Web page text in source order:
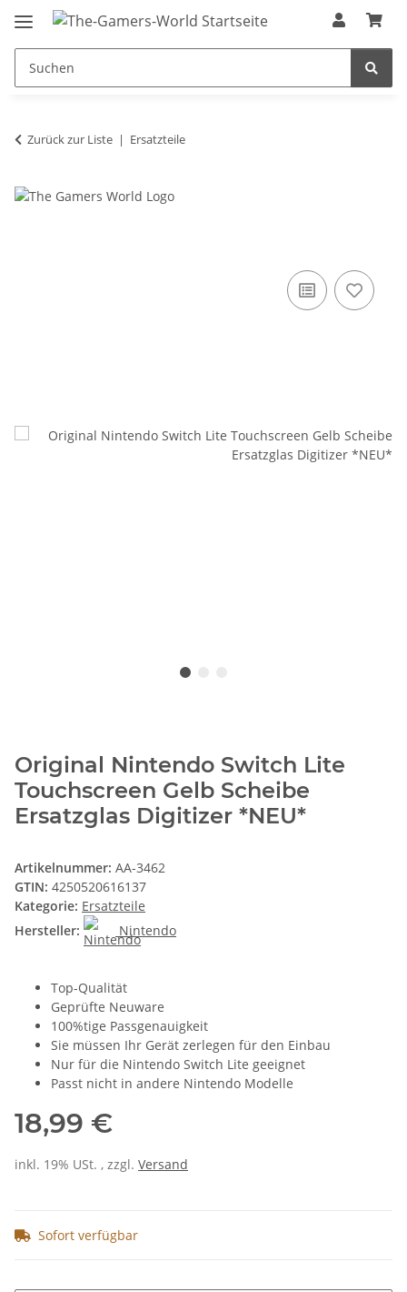
Zurück zur Liste Ersatzteile
Original Nintendo Switch Lite
Touchscreen Gelb Scheibe
Ersatzglas Digitizer *NEU*
Artikelnummer: AA-3462
GTIN: 4250520616137
Kategorie: Ersatzteile
Hersteller:
Nintendo
Top-Qualität
Geprüfte Neuware
100%tige Passgenauigkeit
Sie müssen Ihr Gerät zerlegen für den Einbau
Nur für die Nintendo Switch Lite geeignet
Passt nicht in andere Nintendo Modelle
18,99 €
inkl. 19% USt. , zzgl. Versand
Sofort verfügbar